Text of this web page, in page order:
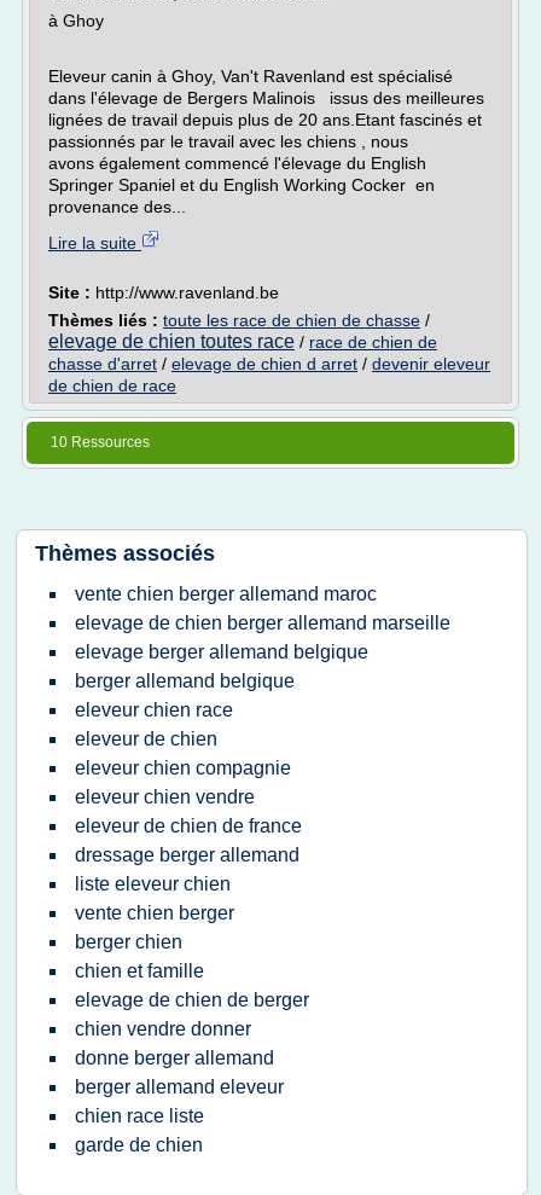
à Ghoy
Eleveur canin à Ghoy, Van't Ravenland est spécialisé
dans l'élevage de Bergers Malinois issus des meilleures
lignées de travail depuis plus de 20 ans.Etant fascinés et
passionnés par le travail avec les chiens , nous
avons également commencé l'élevage du English
Springer Spaniel et du English Working Cocker en
provenance des...
Lire la suite
Site : http://www.ravenland.be
Thèmes liés : toute les race de chien de chasse /
elevage de chien toutes race / race de chien de
chasse d'arret / elevage de chien d arret / devenir eleveur
de chien de race
10 Ressources
Thèmes associés
vente chien berger allemand maroc
elevage de chien berger allemand marseille
elevage berger allemand belgique
berger allemand belgique
eleveur chien race
eleveur de chien
eleveur chien compagnie
eleveur chien vendre
eleveur de chien de france
dressage berger allemand
liste eleveur chien
vente chien berger
berger chien
chien et famille
elevage de chien de berger
chien vendre donner
donne berger allemand
berger allemand eleveur
chien race liste
garde de chien